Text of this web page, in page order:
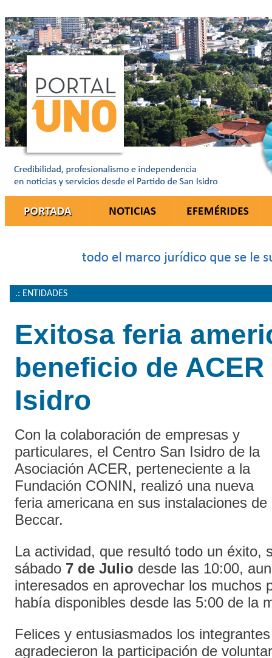
.: ENTIDADES
Exitosa feria
beneficio de ACER
Isidro
Con la colaboración de empresas y
particulares, el Centro San Isidro de la
Asociación ACER, perteneciente a la
Fundación CONIN, realizó una nueva
feria americana en sus instalaciones de
Beccar.
La actividad, que resultó todo un éxito,
sábado 7 de Julio desde las 10:00,
interesados en aprovechar los muchos
había disponibles desde las 5:00 de la
Felices y entusiasmados los
agradecieron la participación de